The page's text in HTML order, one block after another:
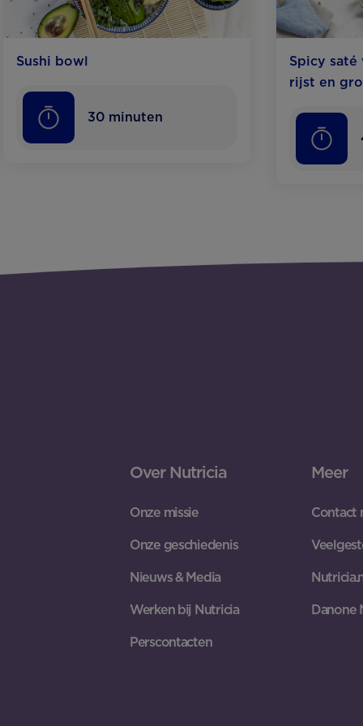
Sushi bowl
30 minuten
Spicy
rijst en
Over Nutricia
Onze missie
Onze geschiedenis
Nieuws & Media
Werken bij Nutricia
Perscontacten
Meer
Contact
Danone